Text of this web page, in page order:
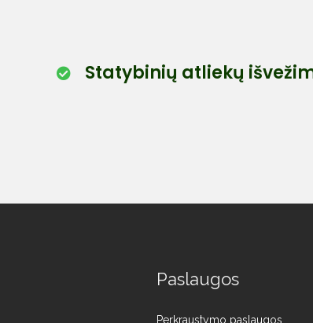
Statybinių atliekų
Paslaugos
Perkraustymo paslaugos